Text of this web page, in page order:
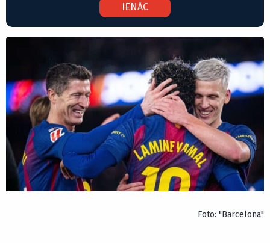
IENĀC
Foto: "Barcelona"